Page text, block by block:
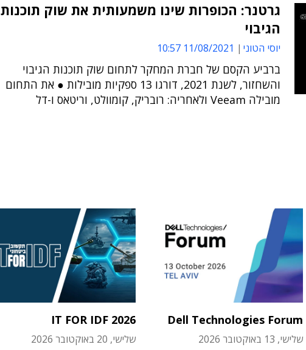
גרטנר: הכופרות שינו משמעותית את שוק תוכנות
הגיבוי
יוסי הטוני 11/08/2021 10:57
ברביע הקסם של חברת המחקר לתחום שוק תוכנות הגיבוי
והשחזור, לשנת 2021, דורגו 13 ספקיות מובילות ● את התחום
מובילה Veeam ולאחריה: רובריק, קומוולט, וריטאס ו-דל
Dell Technologies Forum
שלישי, 13 באוקטובר 2026
IT FOR IDF 2026
שלישי, 20 באוקטובר 2026